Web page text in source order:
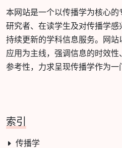
本网站是一个以传播学为核心
研究者、在读学生及对传播学感
持续更新的学科信息服务。网
应用为主线，强调信息的时效
参考性，力求呈现传播学作为一
索引
传播学